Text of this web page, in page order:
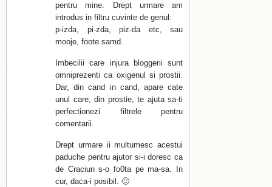
pentru mine. Drept urmare am
introdus in filtru cuvinte de genul:
p-izda, pi-zda, piz-da etc, sau
mooje, foote samd.
Imbecilii care injura bloggerii sunt
omniprezenti ca oxigenul si prostii.
Dar, din cand in cand, apare cate
unul care, din prostie, te ajuta sa-ti
perfectionezi filtrele pentru
comentarii.
Drept urmare ii multumesc acestui
paduche pentru ajutor si-i doresc ca
de Craciun s-o fo0ta pe ma-sa. In
cur, daca-i posibil. 🙂